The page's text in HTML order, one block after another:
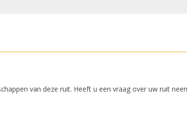
van deze ruit. Heeft u een vraag over uw ruit